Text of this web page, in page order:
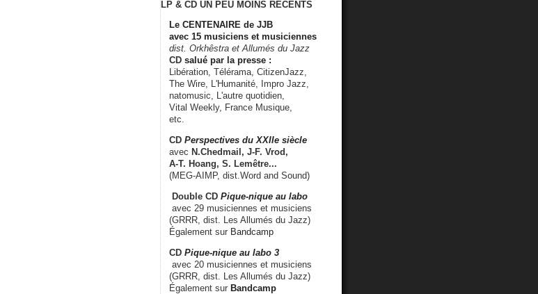
LP & CD UN PEU MOINS RÉCENTS
Le CENTENAIRE de JJB
avec 15 musiciens et musiciennes
dist. Orkhêstra et Allumés du Jazz
CD salué par la presse :
Libération, Télérama, CitizenJazz,
The Wire, L'Humanité, Impro Jazz,
natomusic, L'autre quotidien,
Vital Weekly, France Musique,
etc.
CD Perspectives du XXIIe siècle
avec N.Chedmail, J-F. Vrod,
A-T. Hoang, S. Lemêtre...
(MEG-AIMP, dist.Word and Sound)
Double CD Pique-nique au labo
avec 29 musiciennes et musiciens
(GRRR, dist. Les Allumés du Jazz)
Également sur Bandcamp
CD Pique-nique au labo 3
avec 20 musiciennes et musiciens
(GRRR, dist. Les Allumés du Jazz)
Également sur Bandcamp